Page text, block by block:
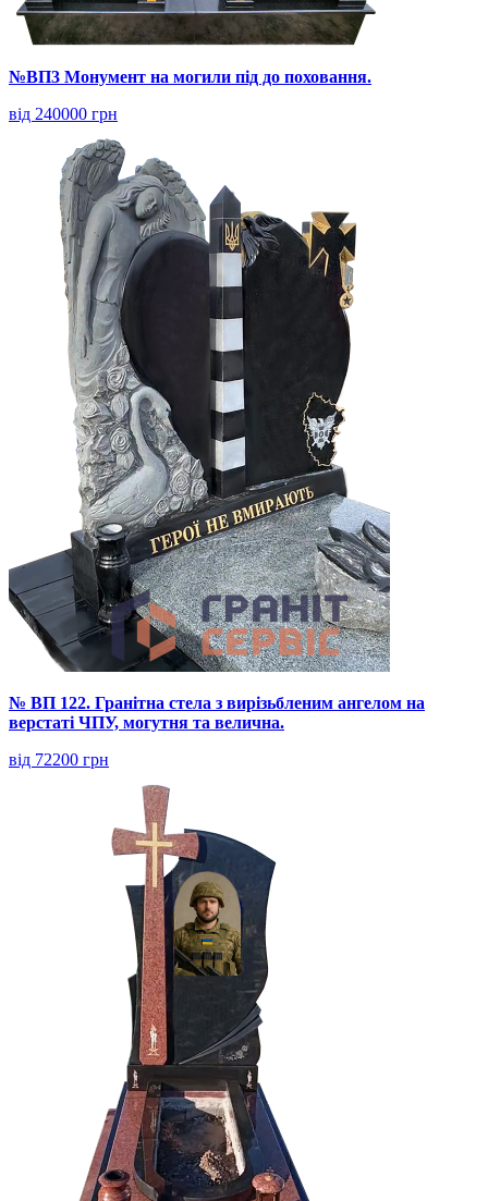
№ВП3 Монумент на могили під до поховання.
від 240000 грн
№ ВП 122. Гранітна стела з вирізьбленим ангелом на
верстаті ЧПУ, могутня та велична.
від 72200 грн